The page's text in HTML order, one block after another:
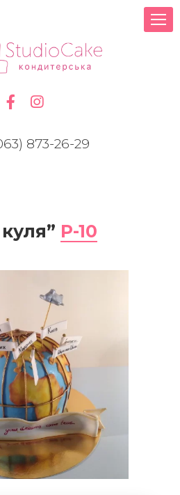
873-26-29
Р-10